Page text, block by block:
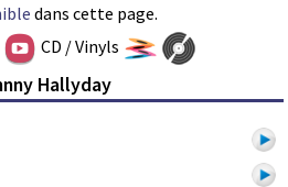
dans cette page.
CD / Vinyls
Hallyday